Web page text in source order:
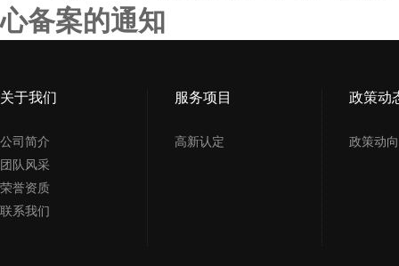
心备案的通知
关于我们
公司简介
团队风采
荣誉资质
联系我们
服务项目
高新认定
政策动
政策动向